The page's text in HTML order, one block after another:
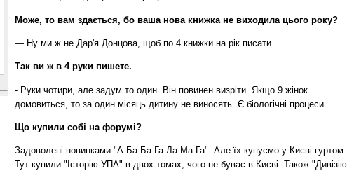
Може, то вам здається, бо ваша нова книжка не виходила цього року?
— Ну ми ж не Дар'я Донцова, щоб по 4 книжки на рік писати.
Так ви ж в 4 руки пишете.
- Руки чотири, але задум то один. Він повинен визріти. Якщо 9 жінок
домовиться, то за один місяць дитину не виносять. Є біологічні процеси.
Що купили собі на форумі?
Задоволені новинками "А-Ба-Ба-Га-Ла-Ма-Га". Але їх купуємо у Києві гуртом.
Тут купили "Історію УПА" в двох томах, чого не буває в Києві. Також "Дивізію